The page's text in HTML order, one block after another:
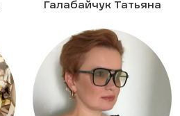
Галабайчук Татьяна